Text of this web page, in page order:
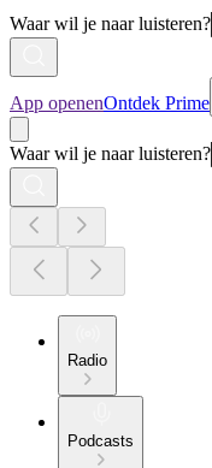
Waar wil je naar luisteren?
App openenOntdek Prime
Waar wil je naar luisteren?
Radio
Podcasts